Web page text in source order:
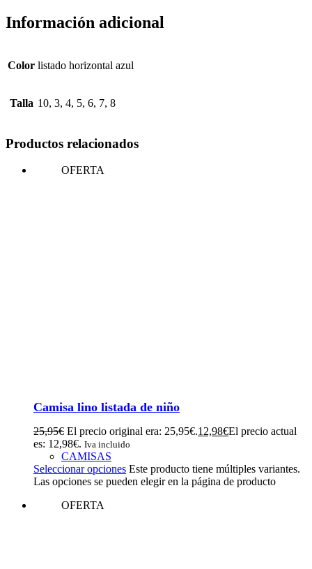
Información adicional
Color listado horizontal azul
Talla 10, 3, 4, 5, 6, 7, 8
Productos relacionados
OFERTA
Camisa lino listada de niño
25,95€ El precio original era: 25,95€.12,98€El precio actual
es: 12,98€. Iva incluido
CAMISAS
Seleccionar opciones Este producto tiene múltiples variantes.
Las opciones se pueden elegir en la página de producto
OFERTA